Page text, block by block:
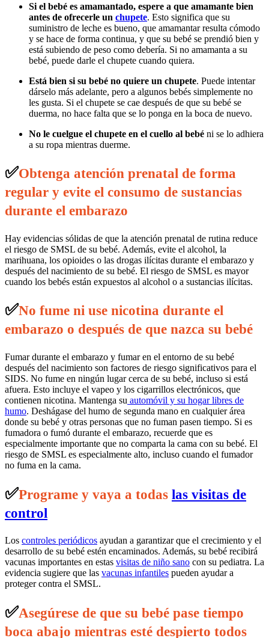
Si el bebé es amamantado, espere a que amamante bien
antes de ofrecerle un chupete. Esto significa que su
suministro de leche es bueno, que amamantar resulta cómodo
y se hace de forma continua, y que su bebé se prendió bien y
está subiendo de peso como debería. Si no amamanta a su
bebé, puede darle el chupete cuando quiera.
Está bien si su bebé no quiere un chupete. Puede intentar
dárselo más adelante, pero a algunos bebés simplemente no
les gusta. Si el chupete se cae después de que su bebé se
duerma, no hace falta que se lo ponga en la boca de nuevo.
No le cuelgue el chupete en el cuello al bebé ni se lo adhiera
a su ropa mientras duerme.
✅Obtenga atención prenatal de forma
regular y evite el consumo de sustancias
durante el embarazo
Hay evidencias sólidas de que la atención prenatal de rutina reduce
el riesgo de SMSL de su bebé. Además, evite el alcohol, la
marihuana, los opioides o las drogas ilícitas durante el embarazo y
después del nacimiento de su bebé. El riesgo de SMSL es mayor
cuando los bebés están expuestos al alcohol o a sustancias ilícitas.
✅No fume ni use nicotina durante el
embarazo o después de que nazca su bebé
Fumar durante el embarazo y fumar en el entorno de su bebé
después del nacimiento son factores de riesgo significativos para el
SIDS. No fume en ningún lugar cerca de su bebé, incluso si está
afuera. Esto incluye el vapeo y los cigarrillos electrónicos, que
contienen nicotina. Mantenga su automóvil y su hogar libres de
humo. Deshágase del humo de segunda mano en cualquier área
donde su bebé y otras personas que no fuman pasen tiempo. Si es
fumadora o fumó durante el embarazo, recuerde que es
especialmente importante que no comparta la cama con su bebé. El
riesgo de SMSL es especialmente alto, incluso cuando el fumador
no fuma en la cama.
✅Programe y vaya a todas las visitas de
control
Los controles periódicos ayudan a garantizar que el crecimiento y el
desarrollo de su bebé estén encaminados. Además, su bebé recibirá
vacunas importantes en estas visitas de niño sano con su pediatra. La
evidencia sugiere que las vacunas infantiles pueden ayudar a
proteger contra el SMSL.
✅Asegúrese de que su bebé pase tiempo
boca abajo mientras esté despierto todos